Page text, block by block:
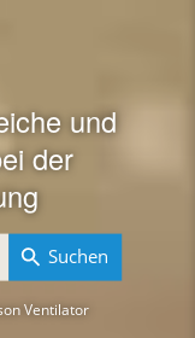
und
der
Suchen
Ventilator